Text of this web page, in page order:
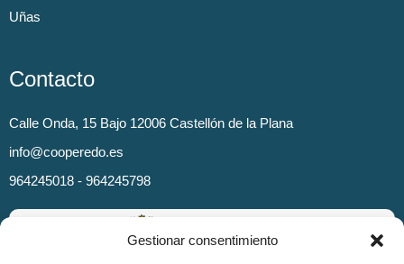
Gestionar consentimiento
Uñas
Contacto
Calle Onda, 15 Bajo 12006 Castellón de la Plana
info@cooperedo.es
964245018 - 964245798